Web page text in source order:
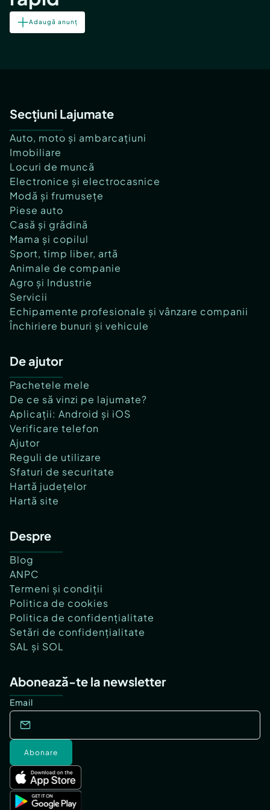
Adaugă anunț
Secțiuni Lajumate
Auto, moto și ambarcațiuni
Imobiliare
Locuri de muncă
Electronice și electrocasnice
Modă și frumusețe
Piese auto
Casă și grădină
Mama și copilul
Sport, timp liber, artă
Animale de companie
Agro și Industrie
Servicii
Echipamente profesionale și vânzare companii
Închiriere bunuri și vehicule
De ajutor
Pachetele mele
De ce să vinzi pe lajumate?
Aplicații: Android și iOS
Verificare telefon
Ajutor
Reguli de utilizare
Sfaturi de securitate
Hartă județelor
Hartă site
Despre
Blog
ANPC
Termeni și condiții
Politica de cookies
Politica de confidențialitate
Setări de confidențialitate
SAL și SOL
Abonează-te la newsletter
Email
Abonare